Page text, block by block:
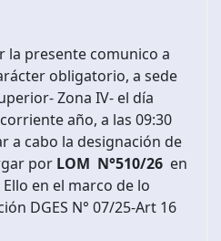
comunico a
obligatorio, a sede
Zona IV- el día
año, a las 09:30
a cabo la designación de
por LOM N°510/26 en
en el marco de lo
DGES N° 07/25-Art 16